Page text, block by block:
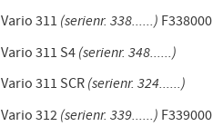
Vario 311 (serienr. 338......) F338000
Vario 311 S4(serienr. 348......)
Vario 311 SCR(serienr. 324......)
Vario 312 (serienr. 339......) F339000